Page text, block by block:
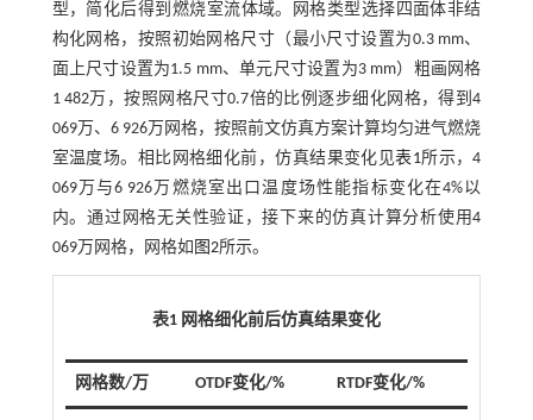
型，简化后得到燃烧室流体域。网格类型选择四面体非结
构化网格，按照初始网格尺寸（最小尺寸设置为0.3 mm、
面上尺寸设置为1.5 mm、单元尺寸设置为3 mm）粗画网格
1 482万，按照网格尺寸0.7倍的比例逐步细化网格，得到4
069万、6 926万网格，按照前文仿真方案计算均匀进气燃烧
室温度场。相比网格细化前，仿真结果变化见表1所示，4
069万与6 926万燃烧室出口温度场性能指标变化在4%以
内。通过网格无关性验证，接下来的仿真计算分析使用4
069万网格，网格如 图2所示。
表1 网格细化前后仿真结果变化
网格数/万 OTDF变化/% RTDF变化/%